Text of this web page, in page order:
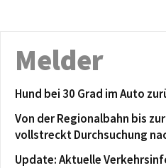
Melder
Hund bei 30 Grad im Auto
Von der Regionalbahn bis
vollstreckt Durchsuchung
Update: Aktuelle